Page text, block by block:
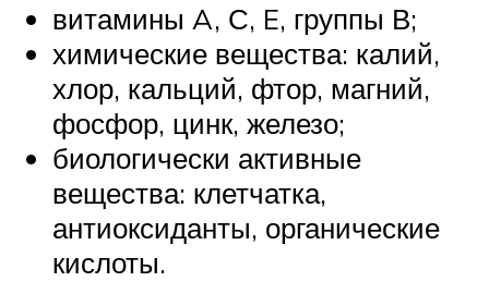
витамины A, С, E, группы В;
химические вещества: калий,
хлор, кальций, фтор, магний,
фосфор, цинк, железо;
биологически активные
вещества: клетчатка,
антиоксиданты, органические
кислоты.